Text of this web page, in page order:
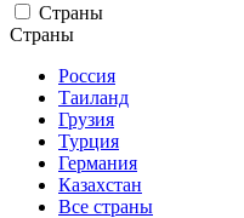
Страны
Страны
Россия
Таиланд
Грузия
Турция
Германия
Казахстан
Все страны